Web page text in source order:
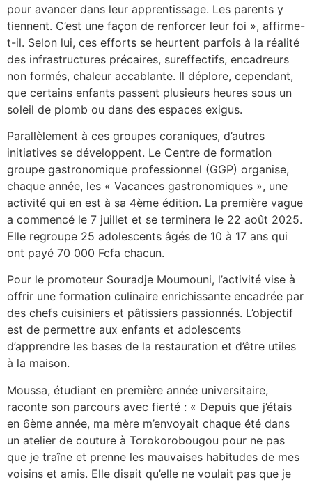
pour avancer dans leur apprentissage. Les parents y
tiennent. C’est une façon de renforcer leur foi », affirme-
t-il. Selon lui, ces efforts se heurtent parfois à la réalité
des infrastructures précaires, sureffectifs, encadreurs
non formés, chaleur accablante. Il déplore, cependant,
que certains enfants passent plusieurs heures sous un
soleil de plomb ou dans des espaces exigus.
Parallèlement à ces groupes coraniques, d’autres
initiatives se développent. Le Centre de formation
groupe gastronomique professionnel (GGP) organise,
chaque année, les « Vacances gastronomiques », une
activité qui en est à sa 4ème édition. La première vague
a commencé le 7 juillet et se terminera le 22 août 2025.
Elle regroupe 25 adolescents âgés de 10 à 17 ans qui
ont payé 70 000 Fcfa chacun.
Pour le promoteur Souradje Moumouni, l’activité vise à
offrir une formation culinaire enrichissante encadrée par
des chefs cuisiniers et pâtissiers passionnés. L’objectif
est de permettre aux enfants et adolescents
d’apprendre les bases de la restauration et d’être utiles
à la maison.
Moussa, étudiant en première année universitaire,
raconte son parcours avec fierté : « Depuis que j’étais
en 6ème année, ma mère m’envoyait chaque été dans
un atelier de couture à Torokorobougou pour ne pas
que je traîne et prenne les mauvaises habitudes de mes
voisins et amis. Elle disait qu’elle ne voulait pas que je